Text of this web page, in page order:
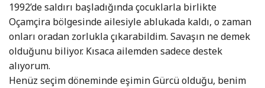
1992’de saldırı başladığında çocuklarla birlikte
Oçamçira bölgesinde ailesiyle ablukada kaldı, o zaman
onları oradan zorlukla çıkarabildim. Savaşın ne demek
olduğunu biliyor. Kısaca ailemden sadece destek
alıyorum.
Henüz seçim döneminde eşimin Gürcü olduğu, benim